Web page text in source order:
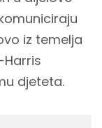
iz temelja
djeteta.